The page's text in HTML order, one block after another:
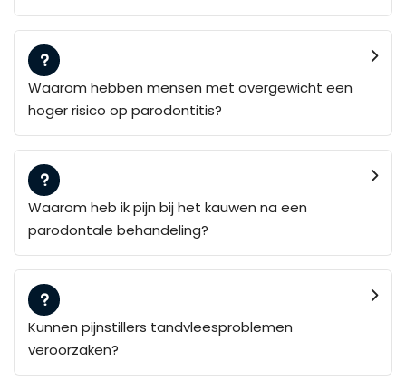
Waarom hebben mensen met overgewicht een
hoger risico op parodontitis?
Waarom heb ik pijn bij het kauwen na een
parodontale behandeling?
Kunnen pijnstillers tandvleesproblemen
veroorzaken?